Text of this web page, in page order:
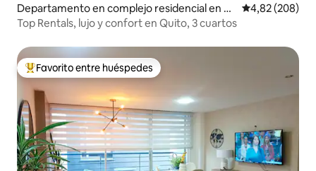
Departamento en complejo residencial en Q
uito
Calificación
4,82 (208)
Top Rentals, lujo y confort en Quito, 3 cuartos
Favorito entre los huéspedes más destacados
Favorito entre huéspedes